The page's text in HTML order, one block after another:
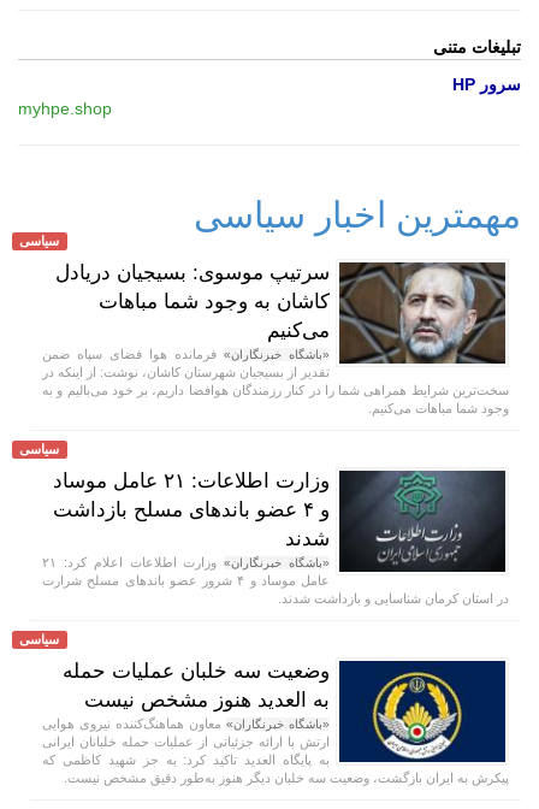
تبلیغات متنی
سرور HP
myhpe.shop
مهمترین اخبار سیاسی
سیاسی
سرتیپ موسوی: بسیجیان دریادل
کاشان به وجود شما مباهات
می‌کنیم
«باشگاه خبرنگاران» فرمانده هوا فضای سپاه ضمن
تقدیر از بسیجیان شهرستان کاشان، نوشت: از اینکه در
سخت‌ترین شرایط همراهی شما را در کنار رزمندگان هوافضا داریم، بر خود می‌بالیم و به
وجود شما مباهات می‌کنیم.
سیاسی
وزارت اطلاعات: ۲۱ عامل موساد
و ۴ عضو باند‌های مسلح بازداشت
شدند
«باشگاه خبرنگاران»
وزارت اطلاعات اعلام کرد: ۲۱
عامل موساد و ۴ شرور عضو باند‌های مسلح شرارت
در استان کرمان شناسایی و بازداشت شدند.
سیاسی
وضعیت سه خلبان عملیات حمله
به العدید هنوز مشخص نیست
«باشگاه خبرنگاران» معاون هماهنگ‌کننده نیروی هوایی
ارتش با ارائه جزئیاتی از عملیات حمله خلبانان ایرانی
به پایگاه العدید تاکید کرد: به جز شهید کاظمی که
پیکرش به ایران بازگشت، وضعیت سه خلبان دیگر هنوز به‌طور دقیق مشخص نیست.